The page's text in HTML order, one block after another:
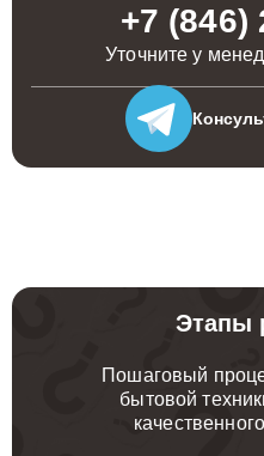
+7 (846)
Уточните у
Этапы
Пошаговый
бытовой